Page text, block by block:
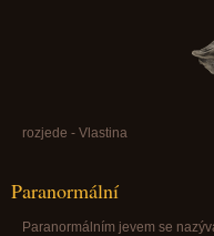
rozjede - Vlastina
Paranormální
Paranormálním jevem se